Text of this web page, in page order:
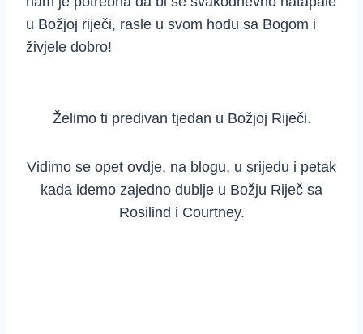
u Božjoj riječi, rasle u svom hodu sa Bogom i
živjele dobro!
Želimo ti predivan tjedan u Božjoj Riječi.
Vidimo se opet ovdje, na blogu, u srijedu i petak
kada idemo zajedno dublje u Božju Riječ sa
Rosilind i Courtney.